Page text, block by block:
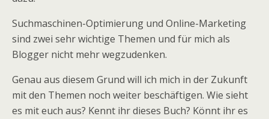
Suchmaschinen-Optimierung und Online-Marketing
sind zwei sehr wichtige Themen und für mich als
Blogger nicht mehr wegzudenken.
Genau aus diesem Grund will ich mich in der Zukunft
mit den Themen noch weiter beschäftigen. Wie sieht
es mit euch aus? Kennt ihr dieses Buch? Könnt ihr es